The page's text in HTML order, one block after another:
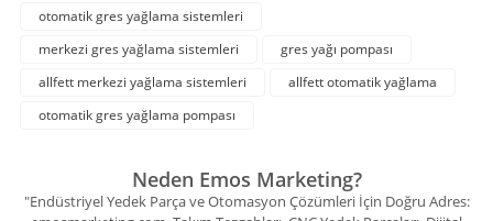
otomatik gres yağlama sistemleri
merkezi gres yağlama sistemleri
gres yağı pompası
allfett merkezi yağlama sistemleri
allfett otomatik yağlama
otomatik gres yağlama pompası
Neden Emos Marketing?
"Endüstriyel Yedek Parça ve Otomasyon Çözümleri İçin Doğru Adres: